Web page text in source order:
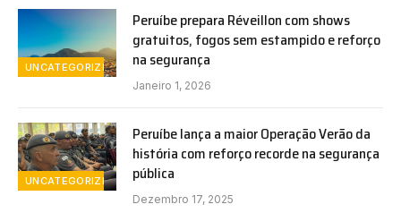
UNCATEGORIZED
Peruíbe prepara Réveillon com shows
gratuitos, fogos sem estampido e reforço
na segurança
Janeiro 1, 2026
UNCATEGORIZED
Peruíbe lança a maior Operação Verão da
história com reforço recorde na segurança
pública
Dezembro 17, 2025